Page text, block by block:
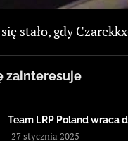
stało, gdy
zainteresuje
Team LRP Poland wraca
27 stycznia 2025